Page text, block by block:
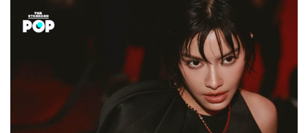
เป็นสถานที่ที่เพอร์เฟกต์มากๆ และในขณะเดียวกันผมก็รู้สึก
หดหู่ปนขยะแขยงที่จะมองไปยังโลกจริงของเราเช่นกัน ว่าเรา
ได้ทำอะไรกับมันบ้าง เช้าแรกที่ผมตื่นขึ้นมาหลังจากชม
โลกมันเป็นสีเทาไปหมด มันเหมือนทั้งชีวิตของผม ทุก
อย่างที่ผมทำมา และงานที่ผมทุ่มเททำมันได้สูญเสียความ
หมายไปแล้ว มันดูไร้ความหมายมากๆ เลย ผมไม่รู้จะมีเหตุผล
อะไรในการทำสิ่งต่างๆ อีก เพราะผมกำลังอยู่ในโลกที่กำลัง
จะตาย” Ivar กล่าว